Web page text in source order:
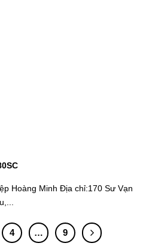
Hoàng Minh Địa chỉ:170 Sư Vạn
4 … 9